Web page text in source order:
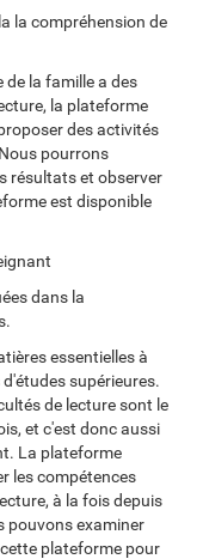
la compréhension de
la famille a des
la plateforme
des activités
pourrons
résultats et observer
est disponible
dans la
essentielles à
supérieures.
de lecture sont le
et c'est donc aussi
La plateforme
les compétences
à la fois depuis
pouvons examiner
plateforme pour